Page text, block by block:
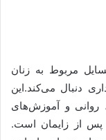
مربوط به زنان
دنبال می‌کند.این
و آموزش‌های
پس از زایمان است.